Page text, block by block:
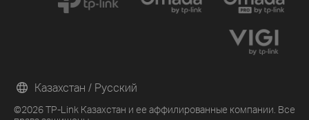
©2026 TP-Link Казахстан и ее аффилированные компании. Все
Казахстан / Русский